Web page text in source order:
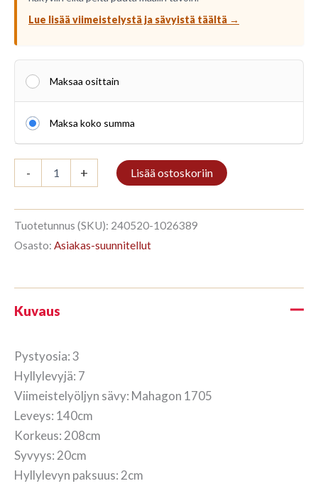
Lue lisää viimeistelystä ja sävyistä täältä →
Maksaa osittain
Maksa koko summa
-
3/7
Mahagon
määrä
+ Lisää ostoskoriin
Tuotetunnus (SKU): 240520-1026389
Osasto: Asiakas-suunnitellut
Kuvaus
Pystyosia: 3
Hyllylevyjä: 7
Viimeistelyöljyn sävy: Mahagon 1705
Leveys: 140cm
Korkeus: 208cm
Syvyys: 20cm
Hyllylevyn paksuus: 2cm